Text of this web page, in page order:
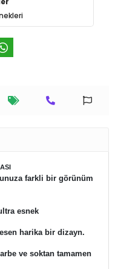
farkli bir görünüm
esnek
harika bir dizayn.
ve soktan tamamen